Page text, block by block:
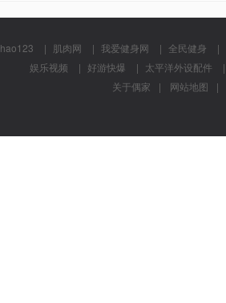
hao123 | 肌肉网 | 我爱健身网 | 全民健身
|
娱乐视频
| 好游快爆 | 太平洋外设配件
|
关于偶家
| 网站地图
|